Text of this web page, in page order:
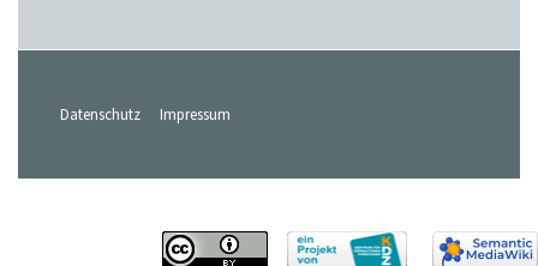
Datenschutz Impressum